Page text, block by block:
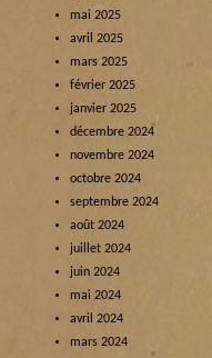
mai 2025
avril 2025
mars 2025
février 2025
janvier 2025
décembre 2024
novembre 2024
octobre 2024
septembre 2024
août 2024
juillet 2024
juin 2024
mai 2024
avril 2024
mars 2024